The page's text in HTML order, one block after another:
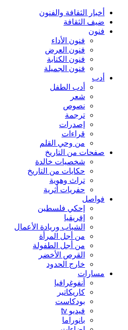
أخبار الثقافة والفنون
ضيف الثقافة
فنون
فنون الأداء
فنون العرض
فنون الكتابة
فنون الجميلة
أدب
أدب الطفل
شعر
نصوص
ترجمة
إصدرات
قراءات
من وحي القلم
صفحات من التاريخ
شخصيات خالدة
حكايات من التاريخ
تراث وهوية
حفريات أثرية
فواصل
إحكي فلسطين
إفريقيا
الشباب وريادة الأعمال
من أجل المرأة
من أجل الطفولة
القرص الأخضر
خارج الحدود
مسارات
أنفوغرافيا
كاريكاتير
بودكاست
فيديو tv
بانوراما